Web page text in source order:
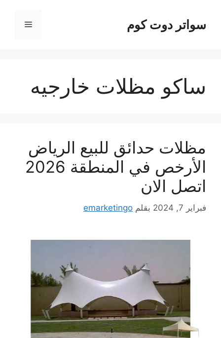
المحتوىسواتر دوت كوم القائمة
ساكو مظلات خارجيه
مظلات حدائق للبيع الرياض
الأرخص في المنطقة 2026
اتصل الان
فبراير 7, 2024 بقلم emarketingo